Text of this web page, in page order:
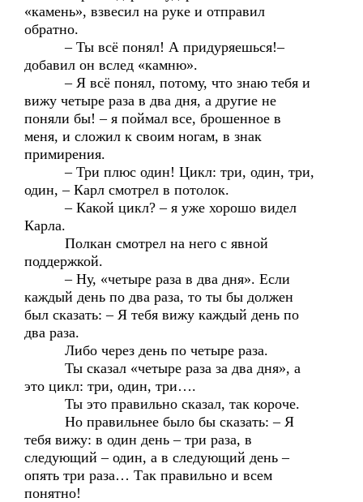
«камень», взвесил на руке и отправил
обратно.
– Ты всё понял! А придуряешься!–
добавил он вслед «камню».
– Я всё понял, потому, что знаю тебя и
вижу четыре раза в два дня, а другие не
поняли бы! – я поймал все, брошенное в
меня, и сложил к своим ногам, в знак
примирения.
– Три плюс один! Цикл: три, один, три,
один, – Карл смотрел в потолок.
– Какой цикл? – я уже хорошо видел
Карла.
Полкан смотрел на него с явной
поддержкой.
– Ну, «четыре раза в два дня». Если
каждый день по два раза, то ты бы должен
был сказать: – Я тебя вижу каждый день по
два раза.
Либо через день по четыре раза.
Ты сказал «четыре раза за два дня», а
это цикл: три, один, три….
Ты это правильно сказал, так короче.
Но правильнее было бы сказать: – Я
тебя вижу: в один день – три раза, в
следующий – один, а в следующий день –
опять три раза… Так правильно и всем
понятно!